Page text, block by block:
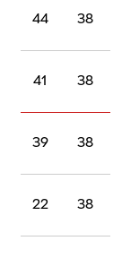
38
44
38
41
38
39
38
22